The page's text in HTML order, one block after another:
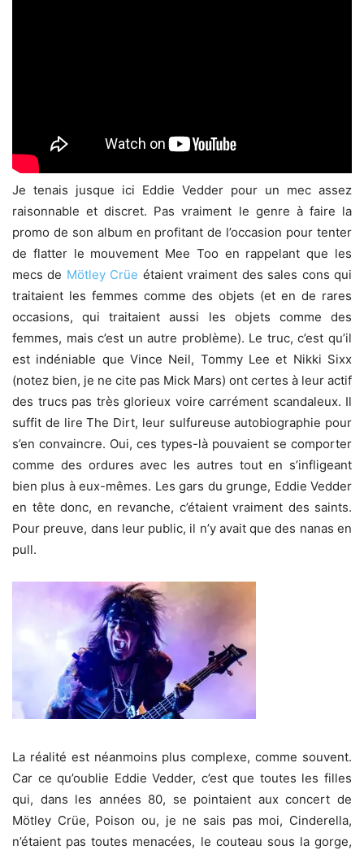
Je tenais jusque ici Eddie Vedder pour un mec assez
raisonnable et discret. Pas vraiment le genre à faire la
promo de son album en profitant de l’occasion pour tenter
de flatter le mouvement Mee Too en rappelant que les
mecs de Mötley Crüe étaient vraiment des sales cons qui
traitaient les femmes comme des objets (et en de rares
occasions, qui traitaient aussi les objets comme des
femmes, mais c’est un autre problème). Le truc, c’est qu’il
est indéniable que Vince Neil, Tommy Lee et Nikki Sixx
(notez bien, je ne cite pas Mick Mars) ont certes à leur actif
des trucs pas très glorieux voire carrément scandaleux. Il
suffit de lire The Dirt, leur sulfureuse autobiographie pour
s’en convaincre. Oui, ces types-là pouvaient se comporter
comme des ordures avec les autres tout en s’infligeant
bien plus à eux-mêmes. Les gars du grunge, Eddie Vedder
en tête donc, en revanche, c’étaient vraiment des saints.
Pour preuve, dans leur public, il n’y avait que des nanas en
pull.
La réalité est néanmoins plus complexe, comme souvent.
Car ce qu’oublie Eddie Vedder, c’est que toutes les filles
qui, dans les années 80, se pointaient aux concert de
Mötley Crüe, Poison ou, je ne sais pas moi, Cinderella,
n’étaient pas toutes menacées, le couteau sous la gorge,